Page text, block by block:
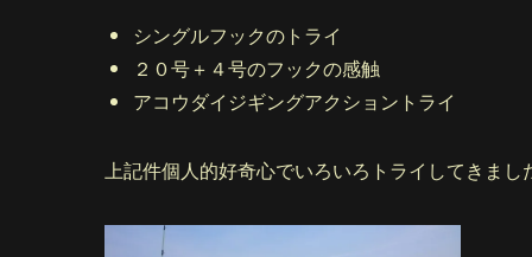
シングルフックのトライ
２０号＋４号のフックの感触
アコウダイジギングアクショントライ
上記件個人的好奇心でいろいろトライしてきまし